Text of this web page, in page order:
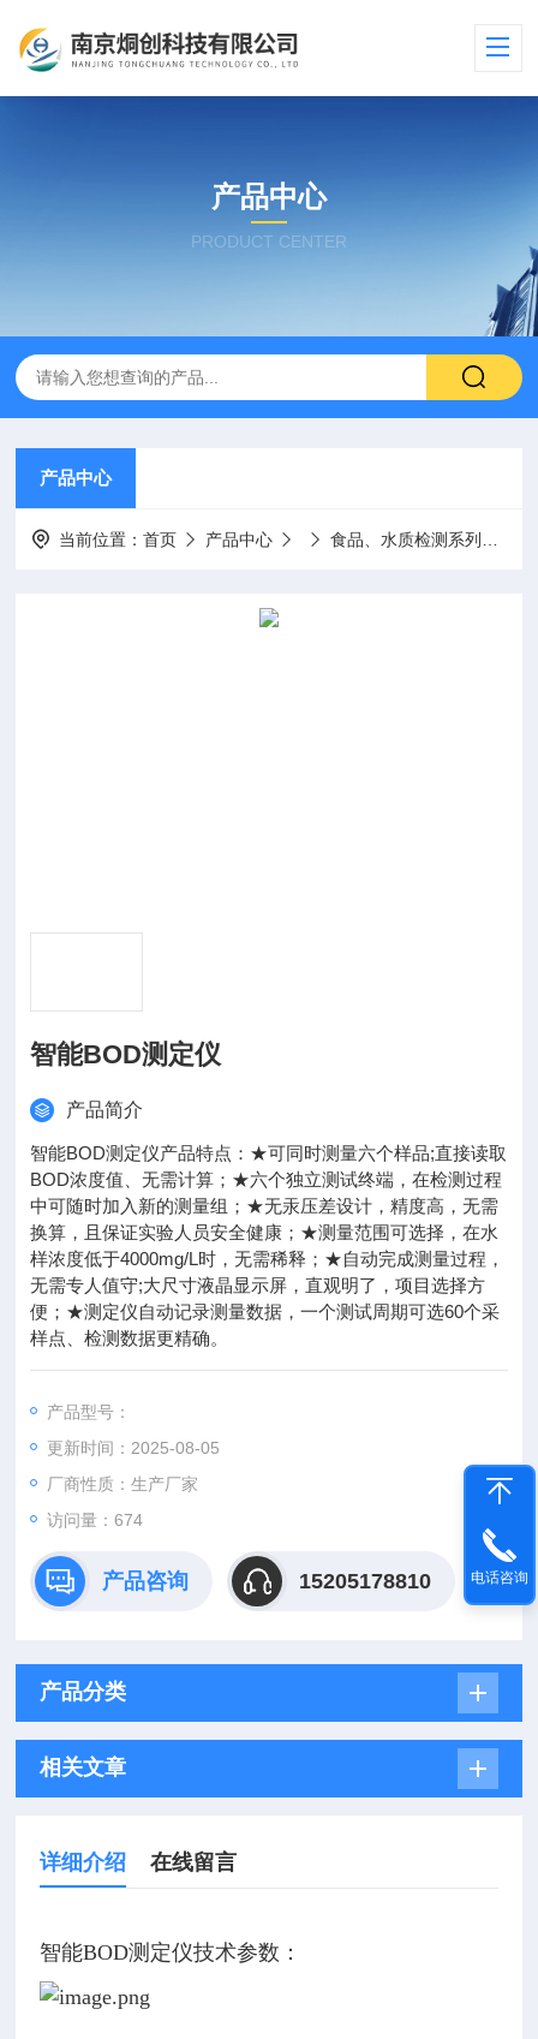
产品中心
PRODUCT CENTER
产品中心
当前位置：首页 产品中心 食品、水质检测系列
智能BOD测定仪
产品简介
智能BOD测定仪产品特点：★可同时测量六个样品;直接读取
BOD浓度值、无需计算；★六个独立测试终端，在检测过程
中可随时加入新的测量组；★无汞压差设计，精度高，无需
换算，且保证实验人员安全健康；★测量范围可选择，在水
样浓度低于4000mg/L时，无需稀释；★自动完成测量过程，
无需专人值守;大尺寸液晶显示屏，直观明了，项目选择方
便；★测定仪自动记录测量数据，一个测试周期可选60个采
样点、检测数据更精确。
产品型号：
更新时间：2025-08-05
厂商性质：生产厂家
访问量：674
产品咨询 15205178810
产品分类
相关文章
详细介绍 在线留言
智能BOD测定仪技术参数：
电话咨询